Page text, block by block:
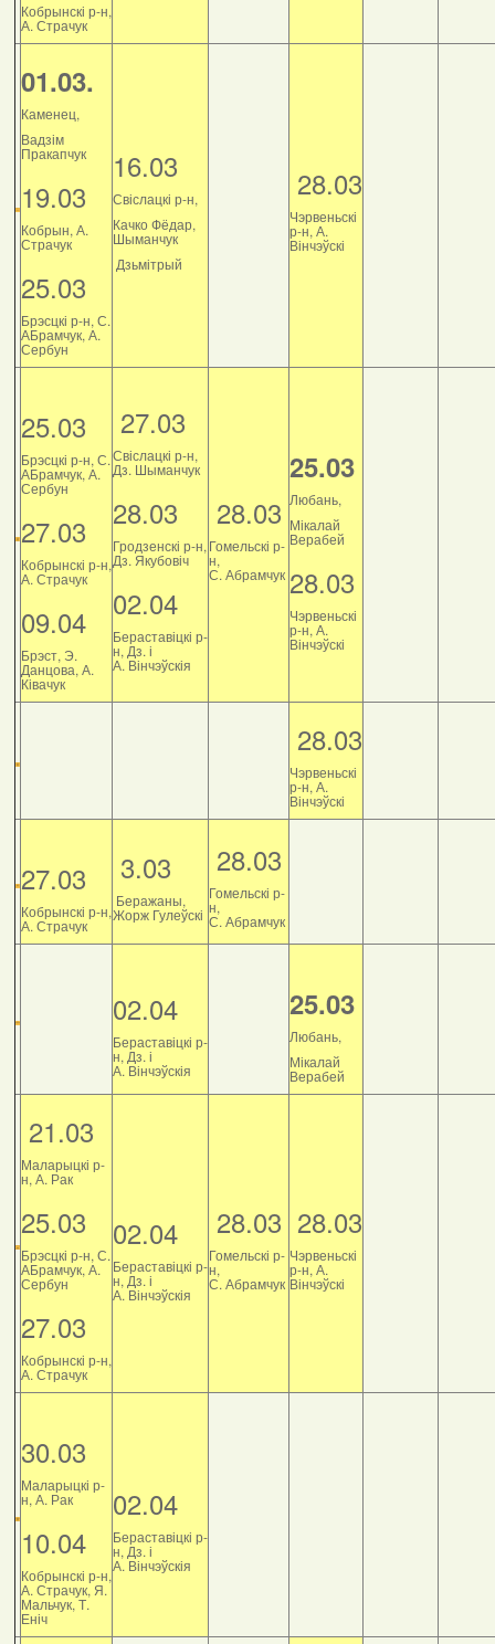
Кобрынскі р-н,
А. Страчук
01.03.
Каменец,
Вадзім
Пракапчук
19.03
Кобрын, А.
Страчук
25.03
Брэсцкі р-н, С.
АБрамчук, А.
Сербун
16.03
Свіслацкі р-н,
Качко Фёдар,
Шыманчук
Дзьмітрый
28.03
Чэрвеньскі
р-н, А.
Вінчэўскі
25.03
Брэсцкі р-н, С.
АБрамчук, А.
Сербун
27.03
Кобрынскі р-н,
А. Страчук
09.04
Брэст, Э.
Данцова, А.
Ківачук
27.03
Свіслацкі р-н,
Дз. Шыманчук
28.03
Гродзенскі р-н,
Дз. Якубовіч
02.04
Бераставіцкі р-
н, Дз. і
А. Вінчэўскія
28.03
Гомельскі р-
н,
С. Абрамчук
25.03
Любань,
Мікалай
Верабей
28.03
Чэрвеньскі
р-н, А.
Вінчэўскі
28.03
Чэрвеньскі
р-н, А.
Вінчэўскі
27.03
Кобрынскі р-н,
А. Страчук
3.03
Беражаны,
Жорж Гулеўскі
28.03
Гомельскі р-
н,
С. Абрамчук
02.04
Бераставіцкі р-
н, Дз. і
А. Вінчэўскія
25.03
Любань,
Мікалай
Верабей
21.03
Маларыцкі р-
н, А. Рак
25.03
Брэсцкі р-н, С.
АБрамчук, А.
Сербун
27.03
Кобрынскі р-н,
А. Страчук
02.04
Бераставіцкі р-
н, Дз. і
А. Вінчэўскія
28.03
Гомельскі р-
н,
С. Абрамчук
28.03
Чэрвеньскі
р-н, А.
Вінчэўскі
30.03
Маларыцкі р-
н, А. Рак
10.04
Кобрынскі р-н,
А. Страчук, Я.
Мальчук, Т.
Еніч
02.04
Бераставіцкі р-
н, Дз. і
А. Вінчэўскія